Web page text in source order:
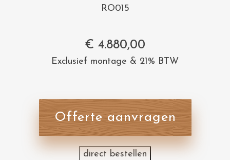
RO015
€ 4.880,00
Exclusief montage & 21% BTW
Offerte aanvragen
direct bestellen